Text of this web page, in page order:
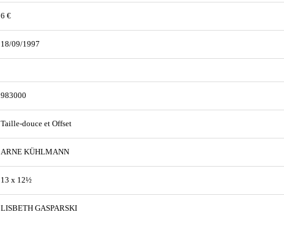
6 €
18/09/1997
983000
Taille-douce et Offset
ARNE KÜHLMANN
13 x 12½
LISBETH GASPARSKI